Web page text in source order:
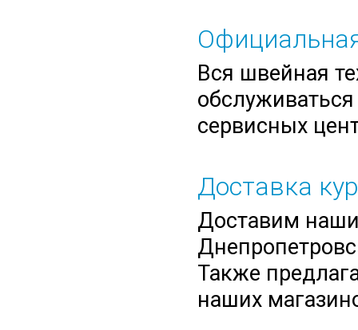
Вся швейная
сервисных
Доставка
Доставим
Также
наших